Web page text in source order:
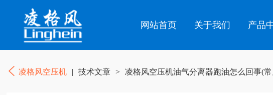
网站首页 关于我们 产品
凌格风空压机 | 技术文章 > 凌格风空压机油气分离器跑油怎么回事(